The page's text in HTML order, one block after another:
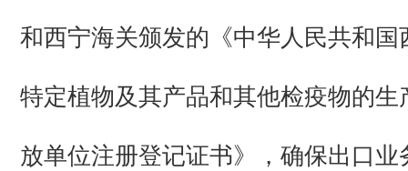
和西宁海关颁发的《中华人民共和国
特定植物及其产品和其他检疫物的生
放单位注册登记证书》，确保出口业